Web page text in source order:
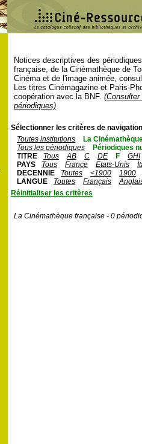
Notices descriptives des
française, de la Cinémathèque de
Cinéma et de l'image animée,
Les titres Cinémagazine et Paris-
coopération avec la BNF.
périodiques)
Sélectionner les critères de
Toutes institutions
La
Tous les périodiques
Périodiques
TITRE
Tous AB C DE F
GHI
PAYS
Tous France Etats-Unis
DECENNIE
Toutes <1900
1900
LANGUE
Toutes Français
Réinitialiser les critères
La Cinémathèque française - 0